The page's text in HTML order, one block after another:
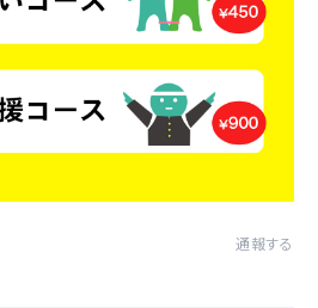
通報する